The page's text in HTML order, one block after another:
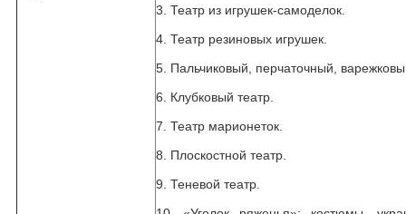
3. Театр из игрушек-самоделок.
4. Театр резиновых игрушек.
5. Пальчиковый, перчаточный,
6. Клубковый театр.
7. Театр марионеток.
8. Плоскостной театр.
9. Теневой театр.